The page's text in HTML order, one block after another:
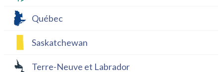
Québec
Saskatchewan
Terre-Neuve et Labrador